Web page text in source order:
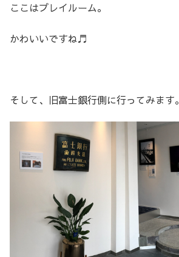
ここはプレイルーム。
かわいいですね♬
そして、旧富士銀行側に行ってみます。